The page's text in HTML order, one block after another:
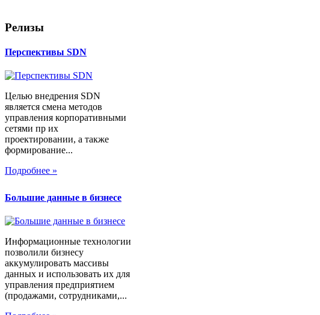
Релизы
Перспективы SDN
Целью внедрения SDN
является смена методов
управления корпоративными
сетями пр их
проектировании, а также
формирование...
Подробнее »
Большие данные в бизнесе
Информационные технологии
позволили бизнесу
аккумулировать массивы
данных и использовать их для
управления предприятием
(продажами, сотрудниками,...